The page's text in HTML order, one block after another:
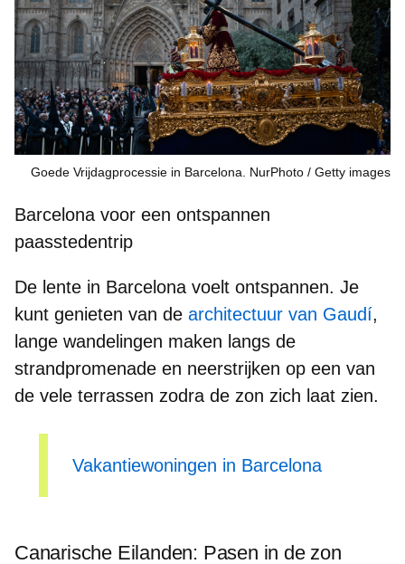
Goede Vrijdagprocessie in Barcelona. NurPhoto Getty images
Barcelona voor een ontspannen
paasstedentrip
De lente in Barcelona voelt ontspannen. Je
kunt genieten van de architectuur van Gaudí,
lange wandelingen maken langs de
strandpromenade en neerstrijken op een van
de vele terrassen zodra de zon zich laat zien.
Vakantiewoningen in Barcelona
Canarische Eilanden: Pasen in de zon